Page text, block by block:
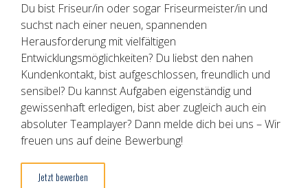
Du bist Friseur/in oder sogar Friseurmeister/in und
suchst nach einer neuen, spannenden
Herausforderung mit vielfältigen
Entwicklungsmöglichkeiten? Du liebst den nahen
Kundenkontakt, bist aufgeschlossen, freundlich und
sensibel? Du kannst Aufgaben eigenständig und
gewissenhaft erledigen, bist aber zugleich auch ein
absoluter Teamplayer? Dann melde dich bei uns – Wir
freuen uns auf deine Bewerbung!
Jetzt bewerben